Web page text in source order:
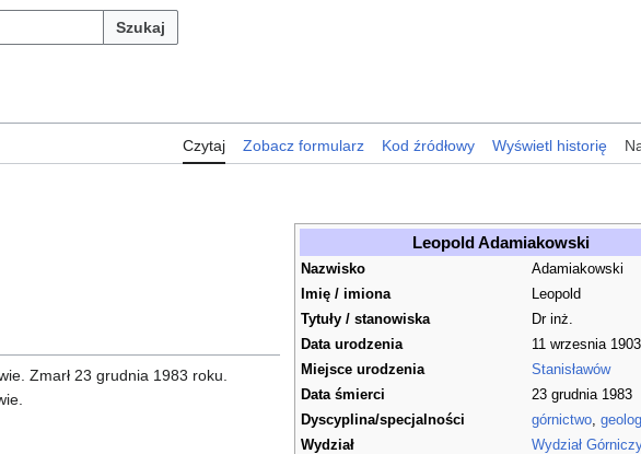
Szukaj
Czytaj Zobacz formularz Kod źródłowy Wyświetl historię
Leopold Adamiakowski
Nazwisko
Adamiakowski
Imię / imiona
Leopold
Tytuły / stanowiska
Dr inż.
Data urodzenia
11 wrzesnia 1903
Miejsce urodzenia
Stanisławów
Data śmierci
23 grudnia 1983
Dyscyplina/specjalności
górnictwo
Wydział
Wydział
Zmarł 23 grudnia 1983 roku.